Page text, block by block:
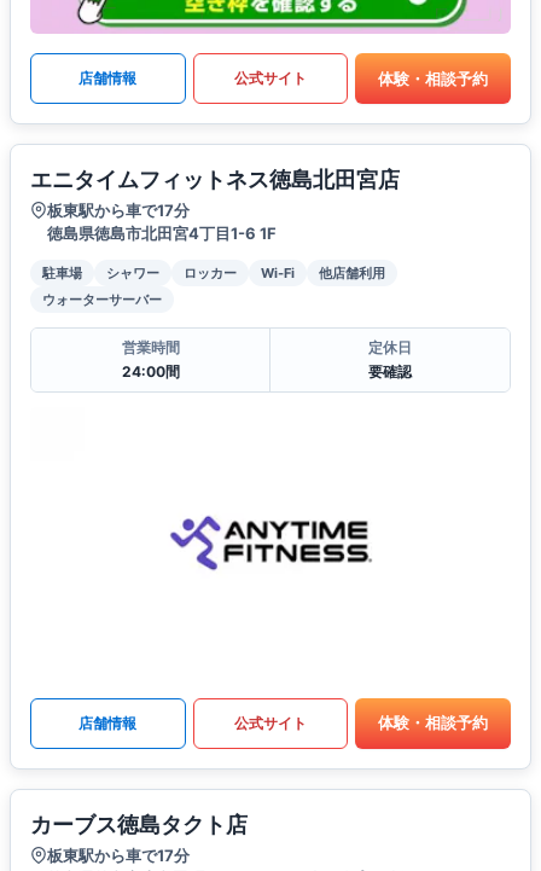
店舗情報 公式サイト 体験・相談予約
エニタイムフィットネス徳島北田宮店
板東駅から車で17分
徳島県徳島市北田宮4丁目1-6 1F
駐車場 シャワー ロッカー Wi-Fi
他店舗利用
ウォーターサーバー
営業時間
24:00間
定休日
要確認
店舗情報 公式サイト 体験・相談予約
カーブス徳島タクト店
板東駅から車で17分